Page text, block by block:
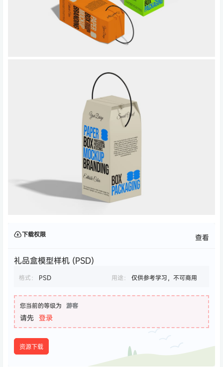
下载权限 查看
礼品盒模型样机 (PSD)
格式： PSD 用途： 仅供参考学习，不可商用
您当前的等级为 游客
请先 登录
资源下载